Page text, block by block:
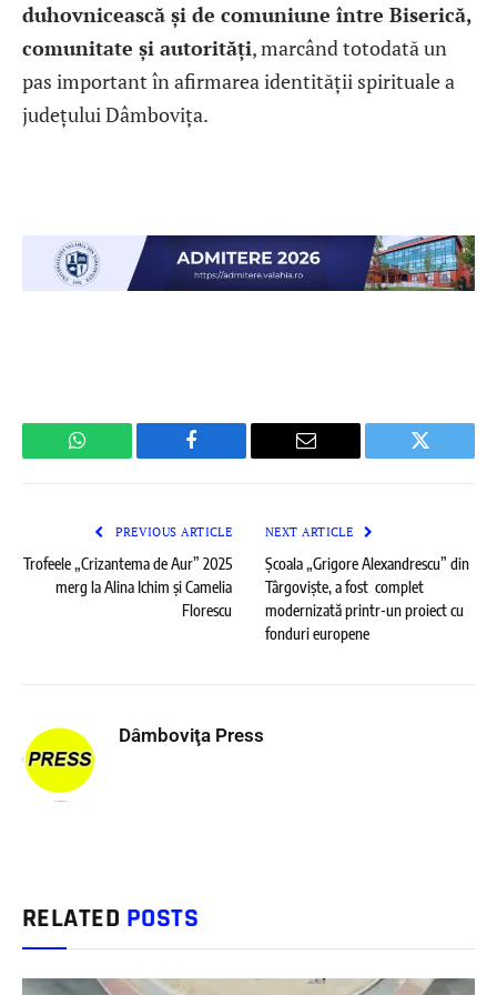
duhovnicească și de comuniune între Biserică,
comunitate și autorități, marcând totodată un
pas important în afirmarea identității spirituale a
județului Dâmbovița.
WhatsApp Facebook Email Twitter
PREVIOUS ARTICLE
Trofeele „Crizantema de Aur” 2025
merg la Alina Ichim și Camelia
Florescu
NEXT ARTICLE
Școala „Grigore Alexandrescu” din
Târgoviște, a fost complet
modernizată printr-un proiect cu
fonduri europene
Dâmboviţa Press
RELATED POSTS